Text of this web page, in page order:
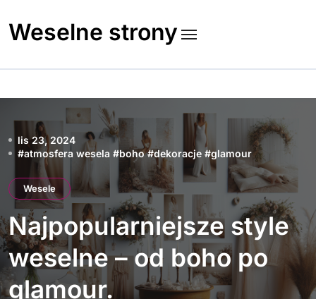
to
content
Weselne strony
lis 23, 2024
#atmosfera wesela #boho #dekoracje #glamour
Wesele
Najpopularniejsze style
weselne – od boho po
glamour.